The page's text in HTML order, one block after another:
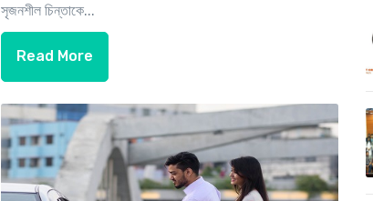
সৃজনশীল চিন্তাকে...
Read More